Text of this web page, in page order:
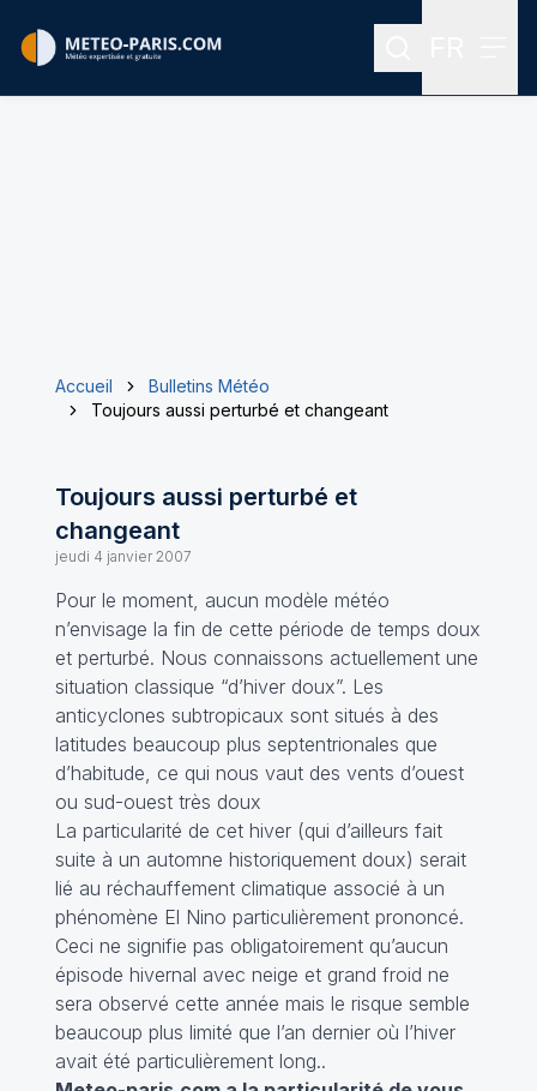
Rechercher
Accueil
Bulletins Météo
Toujours aussi perturbé et changeant
Toujours aussi perturbé et
changeant
jeudi 4 janvier 2007
Pour le moment, aucun modèle météo
n’envisage la fin de cette période de temps doux
et perturbé. Nous connaissons actuellement une
situation classique “d’hiver doux”. Les
anticyclones subtropicaux sont situés à des
latitudes beaucoup plus septentrionales que
d’habitude, ce qui nous vaut des vents d’ouest
ou sud-ouest très doux
La particularité de cet hiver (qui d’ailleurs fait
suite à un automne historiquement doux) serait
lié au réchauffement climatique associé à un
phénomène El Nino particulièrement prononcé.
Ceci ne signifie pas obligatoirement qu’aucun
épisode hivernal avec neige et grand froid ne
sera observé cette année mais le risque semble
beaucoup plus limité que l’an dernier où l’hiver
avait été particulièrement long..